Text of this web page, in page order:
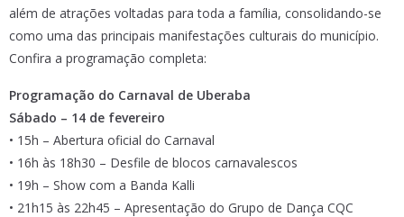
além de atrações voltadas para toda a família, consolidando-se
como uma das principais manifestações culturais do município.
Confira a programação completa:
Programação do Carnaval de Uberaba
Sábado – 14 de fevereiro
• 15h – Abertura oficial do Carnaval
• 16h às 18h30 – Desfile de blocos carnavalescos
• 19h – Show com a Banda Kalli
• 21h15 às 22h45 – Apresentação do Grupo de Dança CQC